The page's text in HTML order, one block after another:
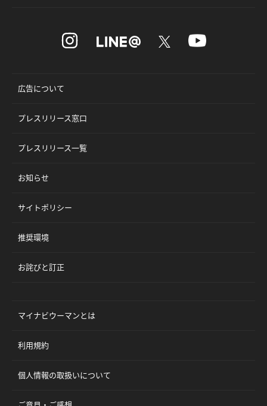
広告について
プレスリリース窓口
プレスリリース一覧
お知らせ
サイトポリシー
推奨環境
お詫びと訂正
マイナビウーマンとは
利用規約
個人情報の取扱いについて